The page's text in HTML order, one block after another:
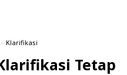
» Klarifikasi
Tetap